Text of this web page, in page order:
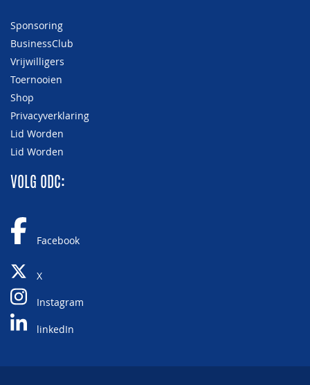
Sponsoring
BusinessClub
Vrijwilligers
Toernooien
Shop
Privacyverklaring
Lid Worden
Lid Worden
VOLG ODC:
Facebook
X
Instagram
linkedIn